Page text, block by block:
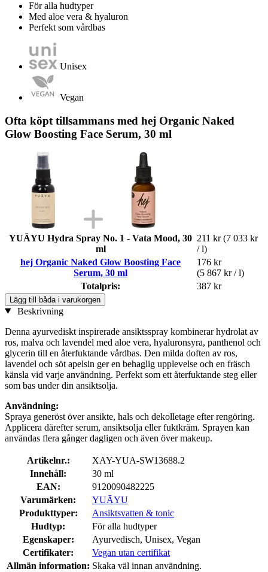
För alla hudtyper
Med aloe vera & hyaluron
Perfekt som vårdbas
Unisex
Vegan
Ofta köpt tillsammans med hej Organic Naked
Glow Boosting Face Serum, 30 ml
YUĀYU Hydra Spray No. 1 - Vata Mood, 30
ml
211 kr (7 033 kr
/ l)
hej Organic Naked Glow Boosting Face
Serum, 30 ml
176 kr
(5 867 kr / l)
Totalpris:
387 kr
Lägg till båda i varukorgen
Beskrivning
Denna ayurvediskt inspirerade ansiktsspray kombinerar hydrolat av
ros, malva och lavendel med aloe vera, hyaluronsyra, panthenol och
glycerin till en återfuktande vårdbas. Den milda doften av ros,
lavendel och söt apelsin ger en behaglig upplevelse och en fräsch
känsla vid varje användning. Perfekt som ett återfuktande steg eller
som bas under din ansiktsolja.
Användning:
Spraya generöst över ansikte, hals och dekolletage efter rengöring.
Applicera därefter serum, ansiktsolja eller fuktkräm. Sprayen kan
användas flera gånger dagligen och även över makeup.
Artikelnr.:
XAY-YUA-SW13688.2
Innehåll:
30 ml
EAN:
9120090482225
Varumärken:
YUĀYU
Produkttyper:
Ansiktsvatten & tonic
Hudtyp:
För alla hudtyper
Egenskaper:
Ayurvedisch, Unisex, Vegan
Certifikater:
Vegan utan certifikat
Allmän information: Skaka väl innan användning.